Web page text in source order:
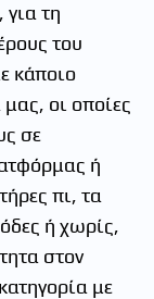
για τη
του
κάποιο
οι οποίες
σε
ή
πι, τα
ή χωρίς,
στον
με